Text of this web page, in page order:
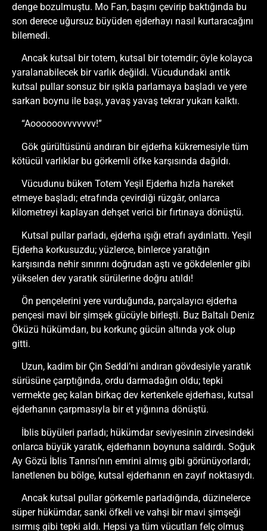
denge bozulmuştu. Mo Fan, başını çevirip baktığında bu
son derece uğursuz büyüden ejderhayı nasıl kurtaracağını
bilemedi.
Ancak kutsal bir totem, kutsal bir totemdir; öyle kolayca
yaralanabilecek bir varlık değildi. Vücudundaki antik
kutsal pullar sonsuz bir ışıkla parlamaya başladı ve yere
sarkan boynu ile başı, yavaş yavaş tekrar yukarı kalktı.
“Aoooooovvvvvvv!”
Gök gürültüsünü andıran bir ejderha kükremesiyle tüm
kötücül varlıklar bu görkemli öfke karşısında dağıldı.
Vücudunu büken Totem Yeşil Ejderha hızla hareket
etmeye başladı; etrafında çevirdiği rüzgâr, onlarca
kilometreyi kaplayan dehşet verici bir fırtınaya dönüştü.
Kutsal pullar parladı, ejderha ışığı etrafı aydınlattı. Yeşil
Ejderha korkusuzdu; yüzlerce, binlerce yaratığın
karşısında nehir sınırını doğrudan aştı ve gökdelenler gibi
yükselen dev yaratık sürülerine doğru atıldı!
Ön pençelerini yere vurduğunda, parçalayıcı ejderha
pençesi mavi bir şimşek gücüyle birleşti. Buz Baltalı Deniz
Öküzü hükümdarı, bu korkunç gücün altında yok olup
gitti.
Uzun, kadim bir Çin Seddi’ni andıran gövdesiyle yaratık
sürüsüne çarptığında, ordu darmadağın oldu; tepki
vermekte geç kalan birkaç dev kertenkele ejderhası, kutsal
ejderhanın çarpmasıyla bir et yığınına dönüştü.
İblis büyüleri parladı; hükümdar seviyesinin zirvesindeki
onlarca büyük yaratık, ejderhanın boynuna saldırdı. Soğuk
Ay Gözü İblis Tanrısı’nın emrini almış gibi görünüyorlardı;
lanetlenen bu bölge, kutsal ejderhanın en zayıf noktasıydı.
Ancak kutsal pullar görkemle parladığında, düzinelerce
süper hükümdar, sanki öfkeli ve vahşi bir mavi şimşeği
ısırmış gibi tepki aldı. Hepsi ya tüm vücutları felç olmuş